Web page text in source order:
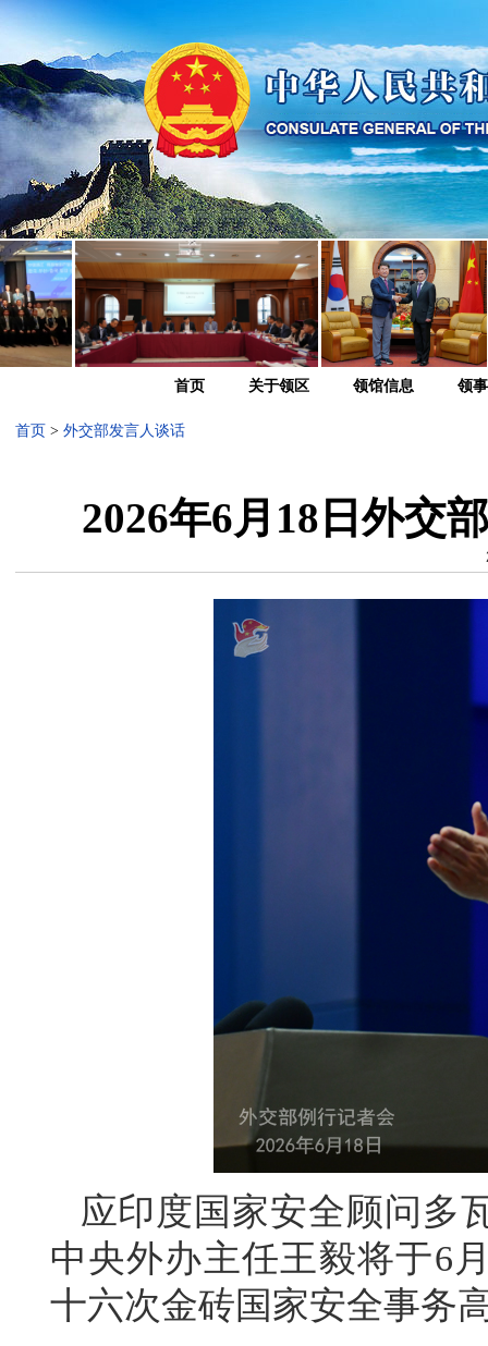
首页 关于领区 领馆信息 领
首页 > 外交部发言人谈话
2026年6月18日外交
应印度国家安全顾问多
中央外办主任王毅将于6
十六次金砖国家安全事务